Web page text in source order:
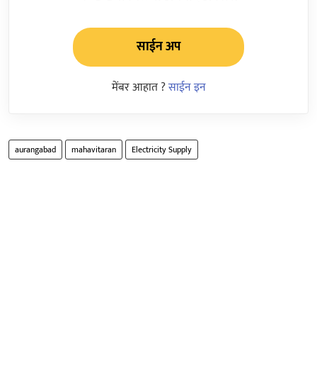
साईन अप
मेंबर आहात ?साईन इन
aurangabad mahavitaran Electricity Supply